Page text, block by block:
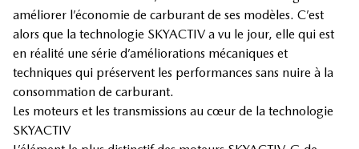
améliorer l’économie de carburant de ses modèles. C’est
alors que la technologie SKYACTIV a vu le jour, elle qui est
en réalité une série d’améliorations mécaniques et
techniques qui préservent les performances sans nuire à la
consommation de carburant.
Les moteurs et les transmissions au cœur de la technologie
SKYACTIV